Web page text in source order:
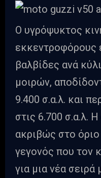
Ο υγρόψυκτος
εκκεντροφόρους
βαλβίδες ανά
μοιρών,
9.400 σ.α.λ. και
στις 6.700 σ.α.λ.
ακριβώς στο
γεγονός που τον
για μια νέα